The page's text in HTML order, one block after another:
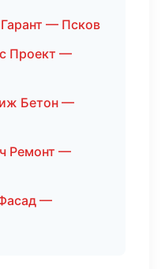
— Псков
Проект —
Бетон —
Ремонт —
—